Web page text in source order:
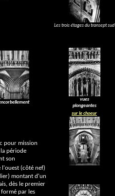
Les trois étages du transept sud
vues
plongeantes
pour mission
période
son
l'ouest (côté nef)
montant d'un
dès le premier
par les
sur le choeur